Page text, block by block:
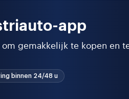
app
gemakkelijk te kopen en
binnen 24/48 u